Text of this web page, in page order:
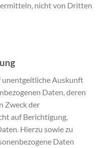
nicht von Dritten
unentgeltliche Auskunft
Daten, deren
Zweck der
auf Berichtigung,
Hierzu sowie zu
Daten